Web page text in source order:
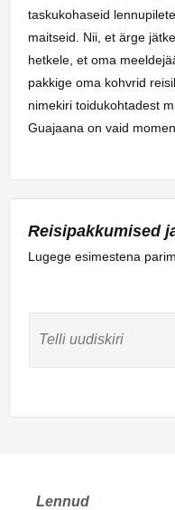
taskukohaseid
maitseid. Nii, et ärge
hetkele, et oma
pakkige oma kohvrid
nimekiri toidukohtadest
Guajaana on vaid
Reisipakkumised
Lugege esimestena
Lennud